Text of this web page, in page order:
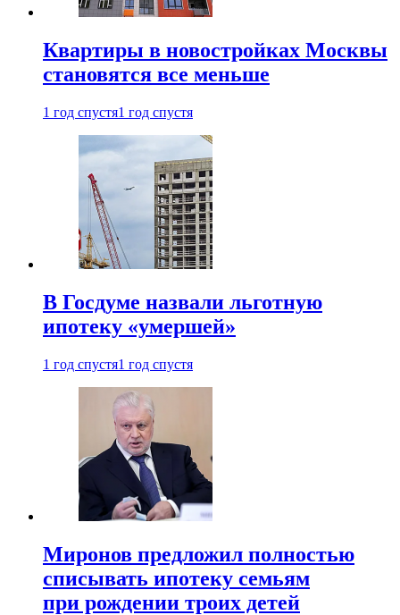
Квартиры в новостройках Москвы
становятся все меньше
1 год спустя1 год спустя
В Госдуме назвали льготную
ипотеку «умершей»
1 год спустя1 год спустя
Миронов предложил полностью
списывать ипотеку семьям
при рождении троих детей